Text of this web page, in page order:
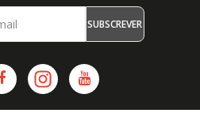
SUBSCREVER